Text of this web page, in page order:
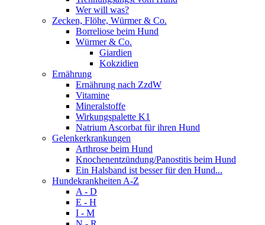
Wer will was?
Zecken, Flöhe, Würmer & Co.
Borreliose beim Hund
Würmer & Co.
Giardien
Kokzidien
Ernährung
Ernährung nach ZzdW
Vitamine
Mineralstoffe
Wirkungspalette K1
Natrium Ascorbat für ihren Hund
Gelenkerkrankungen
Arthrose beim Hund
Knochenentzündung/Panostitis beim Hund
Ein Halsband ist besser für den Hund...
Hundekrankheiten A-Z
A - D
E - H
I - M